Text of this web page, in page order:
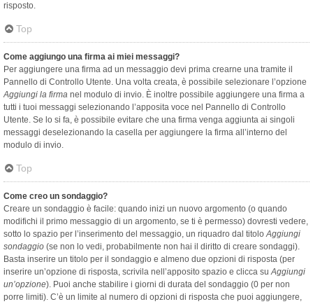
risposto.
Top
Come aggiungo una firma ai miei messaggi?
Per aggiungere una firma ad un messaggio devi prima crearne una tramite il
Pannello di Controllo Utente. Una volta creata, è possibile selezionare l’opzione
Aggiungi la firma nel modulo di invio. È inoltre possibile aggiungere una firma a
tutti i tuoi messaggi selezionando l’apposita voce nel Pannello di Controllo
Utente. Se lo si fa, è possibile evitare che una firma venga aggiunta ai singoli
messaggi deselezionando la casella per aggiungere la firma all’interno del
modulo di invio.
Top
Come creo un sondaggio?
Creare un sondaggio è facile: quando inizi un nuovo argomento (o quando
modifichi il primo messaggio di un argomento, se ti è permesso) dovresti vedere,
sotto lo spazio per l’inserimento del messaggio, un riquadro dal titoloAggiungi
sondaggio (se non lo vedi, probabilmente non hai il diritto di creare sondaggi).
Basta inserire un titolo per il sondaggio e almeno due opzioni di risposta (per
inserire un’opzione di risposta, scrivila nell’apposito spazio e clicca suAggiungi
un’opzione). Puoi anche stabilire i giorni di durata del sondaggio (0 per non
porre limiti). C’è un limite al numero di opzioni di risposta che puoi aggiungere,